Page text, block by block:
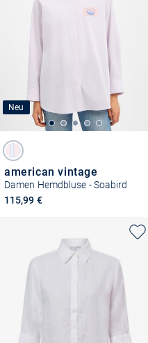
Neu
american vintage
Damen Hemdbluse - Soabird
115,99 €